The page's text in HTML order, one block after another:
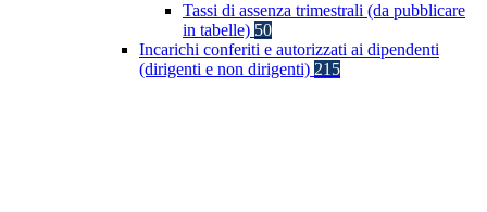
Tassi di assenza trimestrali (da pubblicare
in tabelle) 50
Incarichi conferiti e autorizzati ai dipendenti
(dirigenti e non dirigenti) 215